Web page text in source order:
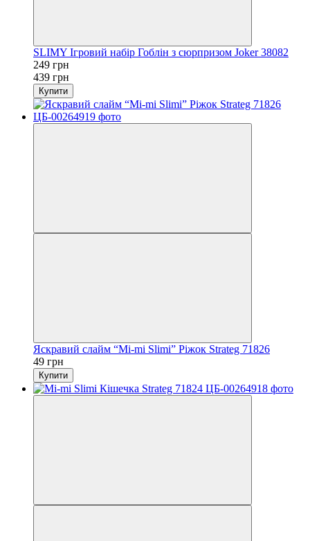
SLIMY Ігровий набір Гоблін з сюрпризом Joker 38082
249 грн
439 грн
Купити
Яскравий слайм “Mi-mi Slimi” Ріжок Strateg 71826
49 грн
Купити